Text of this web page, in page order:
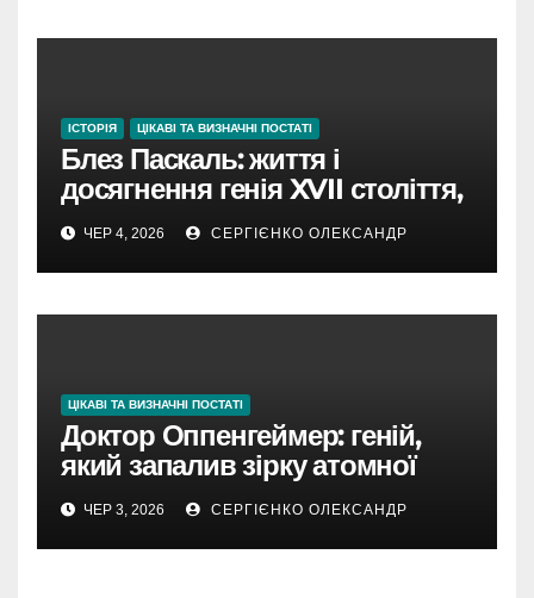
ІСТОРІЯ ЦІКАВІ ТА ВИЗНАЧНІ ПОСТАТІ
Блез Паскаль: життя і
досягнення генія XVII століття,
який поєднав науку та віру
ЧЕР 4, 2026 СЕРГІЄНКО ОЛЕКСАНДР
ЦІКАВІ ТА ВИЗНАЧНІ ПОСТАТІ
Доктор Оппенгеймер: геній,
який запалив зірку атомної
епохи
ЧЕР 3, 2026 СЕРГІЄНКО ОЛЕКСАНДР